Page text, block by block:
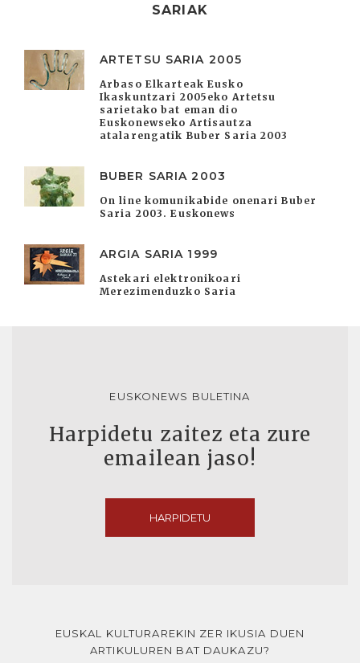
SARIAK
ARTETSU SARIA 2005
Arbaso Elkarteak Eusko
Ikaskuntzari 2005eko Artetsu
sarietako bat eman dio
Euskonewseko Artisautza
atalarengatik Buber Saria 2003
BUBER SARIA 2003
On line komunikabide onenari Buber
Saria 2003. Euskonews
ARGIA SARIA 1999
Astekari elektronikoari
Merezimenduzko Saria
EUSKONEWS BULETINA
Harpidetu zaitez eta zure
emailean jaso!
HARPIDETU
EUSKAL KULTURAREKIN ZER IKUSIA DUEN
ARTIKULUREN BAT DAUKAZU?